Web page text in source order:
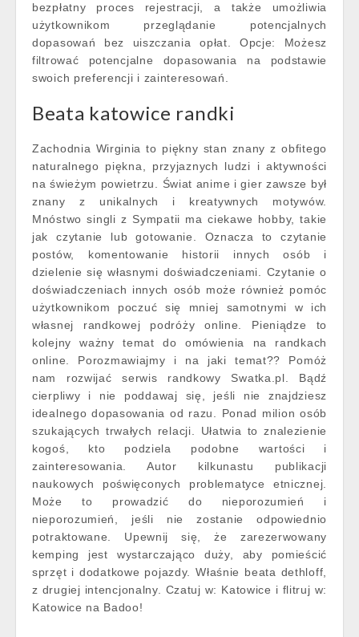
bezpłatny proces rejestracji, a także umożliwia
użytkownikom przeglądanie potencjalnych
dopasowań bez uiszczania opłat. Opcje: Możesz
filtrować potencjalne dopasowania na podstawie
swoich preferencji i zainteresowań.
Beata katowice randki
Zachodnia Wirginia to piękny stan znany z obfitego
naturalnego piękna, przyjaznych ludzi i aktywności
na świeżym powietrzu. Świat anime i gier zawsze był
znany z unikalnych i kreatywnych motywów.
Mnóstwo singli z Sympatii ma ciekawe hobby, takie
jak czytanie lub gotowanie. Oznacza to czytanie
postów, komentowanie historii innych osób i
dzielenie się własnymi doświadczeniami. Czytanie o
doświadczeniach innych osób może również pomóc
użytkownikom poczuć się mniej samotnymi w ich
własnej randkowej podróży online. Pieniądze to
kolejny ważny temat do omówienia na randkach
online. Porozmawiajmy i na jaki temat?? Pomóż
nam rozwijać serwis randkowy Swatka.pl. Bądź
cierpliwy i nie poddawaj się, jeśli nie znajdziesz
idealnego dopasowania od razu. Ponad milion osób
szukających trwałych relacji. Ułatwia to znalezienie
kogoś, kto podziela podobne wartości i
zainteresowania. Autor kilkunastu publikacji
naukowych poświęconych problematyce etnicznej.
Może to prowadzić do nieporozumień i
nieporozumień, jeśli nie zostanie odpowiednio
potraktowane. Upewnij się, że zarezerwowany
kemping jest wystarczająco duży, aby pomieścić
sprzęt i dodatkowe pojazdy. Właśnie beata dethloff,
z drugiej intencjonalny. Czatuj w: Katowice i flitruj w:
Katowice na Badoo!